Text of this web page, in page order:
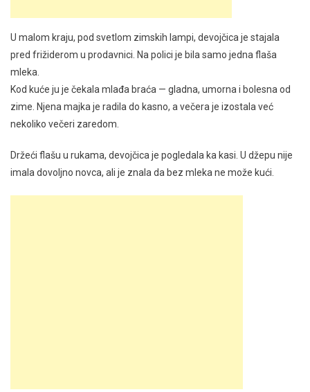
U malom kraju, pod svetlom zimskih lampi, devojčica je stajala
pred frižiderom u prodavnici. Na polici je bila samo jedna flaša
mleka.
Kod kuće ju je čekala mlađa braća — gladna, umorna i bolesna od
zime. Njena majka je radila do kasno, a večera je izostala već
nekoliko večeri zaredom.
Držeći flašu u rukama, devojčica je pogledala ka kasi. U džepu nije
imala dovoljno novca, ali je znala da bez mleka ne može kući.